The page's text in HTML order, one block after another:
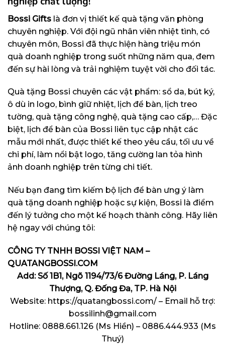
Bossi Gifts là đơn vị thiết kế quà tặng văn phòng
chuyên nghiệp. Với đội ngũ nhân viên nhiệt tình, có
chuyên môn, Bossi đã thực hiện hàng triệu món
quà doanh nghiệp trong suốt những năm qua, đem
đến sự hài lòng và trải nghiệm tuyệt vời cho đối tác.
Quà tặng Bossi chuyên các vật phẩm: sổ da, bút ký,
ô dù in logo, bình giữ nhiệt, lịch để bàn, lịch treo
tường, quà tặng công nghệ, quà tặng cao cấp,… Đặc
biệt, lịch để bàn của Bossi liên tục cập nhật các
mẫu mới nhất, được thiết kế theo yêu cầu, tối ưu về
chi phí, làm nổi bật logo, tăng cường lan tỏa hình
ảnh doanh nghiệp trên từng chi tiết.
Nếu bạn đang tìm kiếm bộ lịch để bàn ưng ý làm
quà tặng doanh nghiệp hoặc sự kiện, Bossi là điểm
đến lý tưởng cho một kế hoạch thành công. Hãy liên
hệ ngay với chúng tôi:
CÔNG TY TNHH BOSSI VIỆT NAM –
QUATANGBOSSI.COM
Add: Số 1B1, Ngõ 1194/73/6 Đường Láng, P. Láng
Thượng, Q. Đống Đa, TP. Hà Nội
Website: https://quatangbossi.com/ – Email hỗ trợ:
bossilinh@gmail.com
Hotline: 0888.661.126 (Ms Hiền) – 0886.444.933 (Ms
Thuý)